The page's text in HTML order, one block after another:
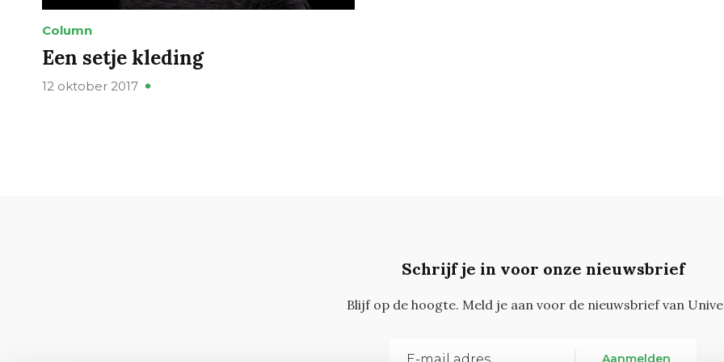
Column
Een setje kleding
12 oktober 2017
Schrijf je in voor onze nieuwsbrief
Blijf op de hoogte. Meld je aan voor de nieuwsbrief van
Aanmelden